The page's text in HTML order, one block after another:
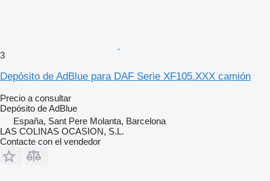
3
Depósito de AdBlue para DAF Serie XF105.XXX camión
Precio a consultar
Depósito de AdBlue
España, Sant Pere Molanta, Barcelona
LAS COLINAS OCASION, S.L.
Contacte con el vendedor